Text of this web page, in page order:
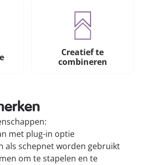
Creatief te
combineren
met plug-in optie
als schepnet worden gebruikt
om te stapelen en te